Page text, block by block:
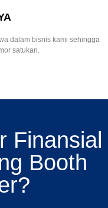
dalam bisnis kami sehingga
satukan.
Finansial
Booth